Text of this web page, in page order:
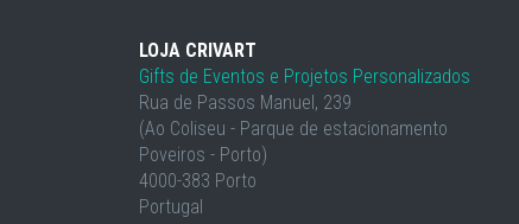
LOJA CRIVART
Gifts de Eventos e Projetos Personalizados
Rua de Passos Manuel, 239
(Ao Coliseu - Parque de estacionamento
Poveiros - Porto)
4000-383 Porto
Portugal